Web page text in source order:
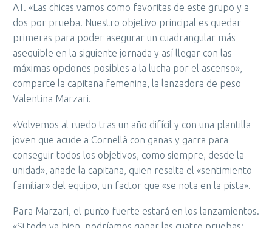
AT. «Las chicas vamos como favoritas de este grupo y a
dos por prueba. Nuestro objetivo principal es quedar
primeras para poder asegurar un cuadrangular más
asequible en la siguiente jornada y así llegar con las
máximas opciones posibles a la lucha por el ascenso»,
comparte la capitana femenina, la lanzadora de peso
Valentina Marzari.
«Volvemos al ruedo tras un año difícil y con una plantilla
joven que acude a Cornellà con ganas y garra para
conseguir todos los objetivos, como siempre, desde la
unidad», añade la capitana, quien resalta el «sentimiento
familiar» del equipo, un factor que «se nota en la pista».
Para Marzari, el punto fuerte estará en los lanzamientos.